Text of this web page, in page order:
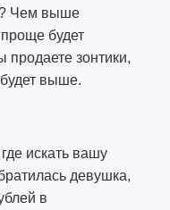
Чем выше
будет
зонтики,
выше.
искать вашу
девушка,
в